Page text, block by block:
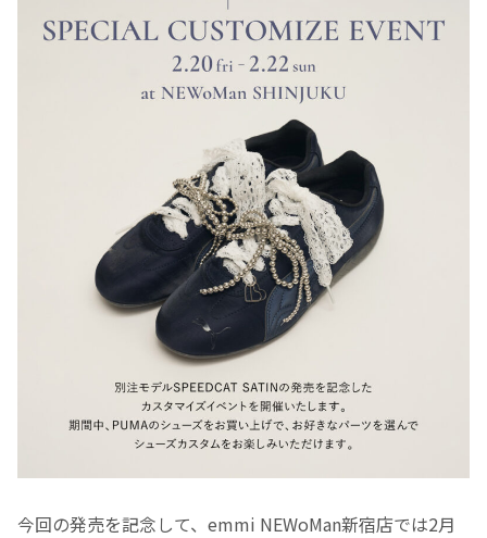
今回の発売を記念して、emmi NEWoMan新宿店では2月